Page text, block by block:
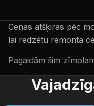
Cenas atšķiras pēc
lai redzētu remonta
Pagaidām šim